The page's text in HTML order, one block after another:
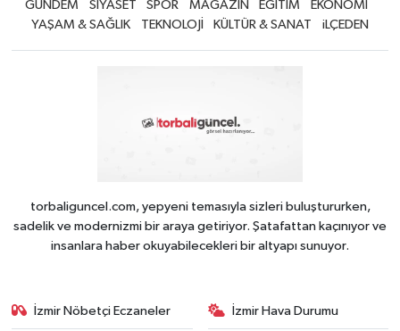
GÜNDEM SİYASET SPOR MAGAZİN EĞİTİM
EKONOMİ
YAŞAM & SAĞLIK
TEKNOLOJİ KÜLTÜR & SANAT iLÇEDEN
torbaliguncel.com, yepyeni temasıyla sizleri buluştururken,
sadelik ve modernizmi bir araya getiriyor. Şatafattan kaçınıyor ve
insanlara haber okuyabilecekleri bir altyapı sunuyor.
İzmir Nöbetçi Eczaneler İzmir Hava Durumu